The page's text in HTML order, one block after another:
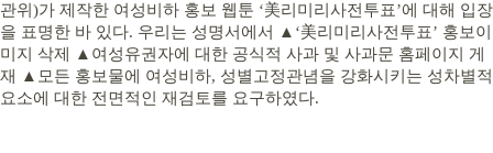
관위)가 제작한 여성비하 홍보 웹툰 ‘美리미리사전투표’에 대해 입장
을 표명한 바 있다. 우리는 성명서에서 ▲‘美리미리사전투표’ 홍보이
미지 삭제 ▲여성유권자에 대한 공식적 사과 및 사과문 홈페이지 게
재 ▲모든 홍보물에 여성비하, 성별고정관념을 강화시키는 성차별적
요소에 대한 전면적인 재검토를 요구하였다.